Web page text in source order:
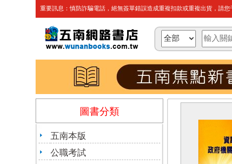
重要訊息：慎防詐騙電話，絕無簽單錯誤造成重複扣款或重複出貨，請您
圖書分類
五南本版
公職考試